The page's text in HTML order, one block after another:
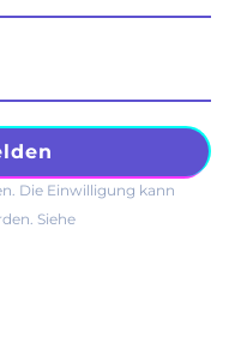
Die Einwilligung kann
Siehe